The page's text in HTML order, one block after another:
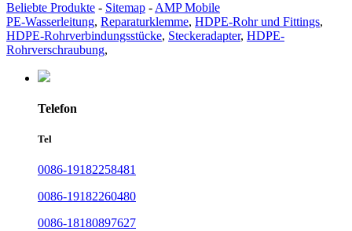
Beliebte Produkte - Sitemap - AMP Mobile
PE-Wasserleitung, Reparaturklemme, HDPE-Rohr und Fittings,
HDPE-Rohrverbindungsstücke, Steckeradapter, HDPE-
Rohrverschraubung,
Telefon
Tel
0086-19182258481
0086-19182260480
0086-18180897627